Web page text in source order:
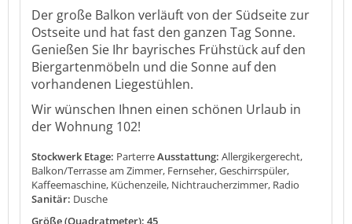
Der große Balkon verläuft von der Südseite zur
Ostseite und hat fast den ganzen Tag Sonne.
Genießen Sie Ihr bayrisches Frühstück auf den
Biergartenmöbeln und die Sonne auf den
vorhandenen Liegestühlen.
Wir wünschen Ihnen einen schönen Urlaub in
der Wohnung 102!
Stockwerk Etage: ParterreAusstattung: Allergikergerecht,
Balkon/Terrasse am Zimmer, Fernseher, Geschirrspüler,
Kaffeemaschine, Küchenzeile, Nichtraucherzimmer, Radio
Sanitär: Dusche
Größe (Quadratmeter): 45